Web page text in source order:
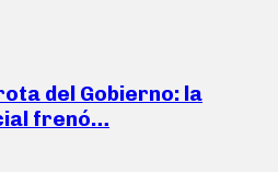
del Gobierno: la
frenó…